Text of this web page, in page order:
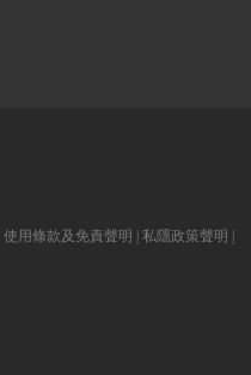
使用條款及免責聲明 私隱政策聲明